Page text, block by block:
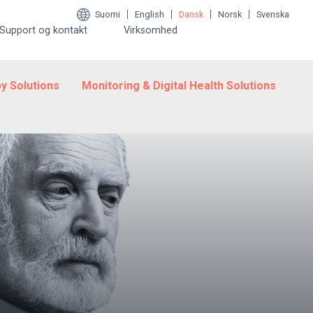
Suomi English Dansk Norsk Svenska
Support og kontakt Virksomhed
Solutions Monitoring & Digital Health Solutions